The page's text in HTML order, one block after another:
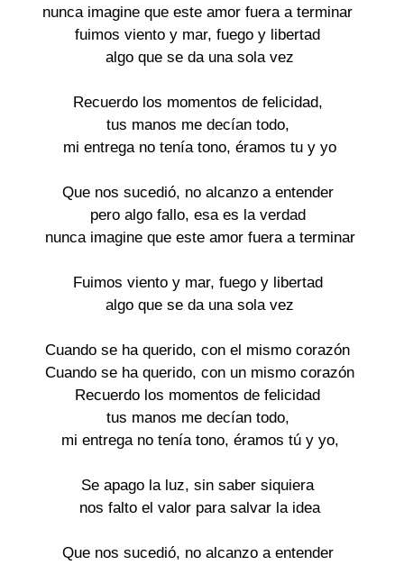
nunca imagine que este amor fuera a terminar
fuimos viento y mar, fuego y libertad
algo que se da una sola vez
Recuerdo los momentos de felicidad,
tus manos me decían todo,
mi entrega no tenía tono, éramos tu y yo
Que nos sucedió, no alcanzo a entender
pero algo fallo, esa es la verdad
nunca imagine que este amor fuera a terminar
Fuimos viento y mar, fuego y libertad
algo que se da una sola vez
Cuando se ha querido, con el mismo corazón
Cuando se ha querido, con un mismo corazón
Recuerdo los momentos de felicidad
tus manos me decían todo,
mi entrega no tenía tono, éramos tú y yo,
Se apago la luz, sin saber siquiera
nos falto el valor para salvar la idea
Que nos sucedió, no alcanzo a entender